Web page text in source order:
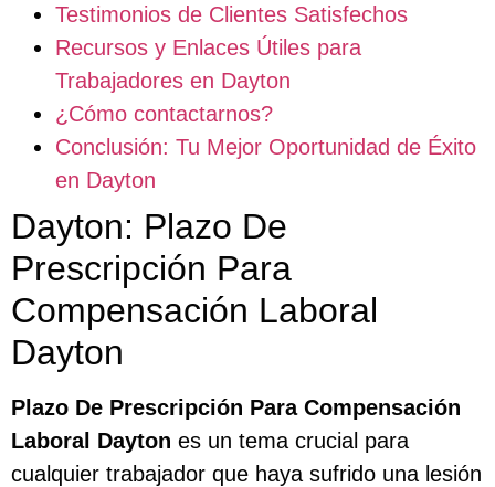
Testimonios de Clientes Satisfechos
Recursos y Enlaces Útiles para
Trabajadores en Dayton
¿Cómo contactarnos?
Conclusión: Tu Mejor Oportunidad de Éxito
en Dayton
Dayton: Plazo De
Prescripción Para
Compensación Laboral
Dayton
Plazo De Prescripción Para Compensación
Laboral Dayton es un tema crucial para
cualquier trabajador que haya sufrido una lesión